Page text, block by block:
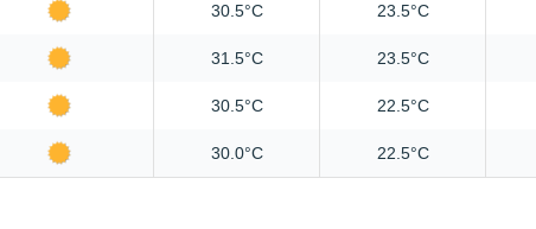
30.5°C 23.5°C
31.5°C 23.5°C
30.5°C 22.5°C
30.0°C 22.5°C